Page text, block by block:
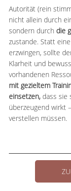
Autorität (rein
nicht allein durch
sondern durch die
zustande. Statt
erzwingen, sollte
Klarheit und
vorhandenen
mit gezieltem
einsetzen, dass sie
überzeugend wirkt
verstellen müssen.